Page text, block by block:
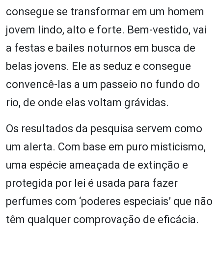
consegue se transformar em um homem
jovem lindo, alto e forte. Bem-vestido, vai
a festas e bailes noturnos em busca de
belas jovens. Ele as seduz e consegue
convencê-las a um passeio no fundo do
rio, de onde elas voltam grávidas.
Os resultados da pesquisa servem como
um alerta. Com base em puro misticismo,
uma espécie ameaçada de extinção e
protegida por lei é usada para fazer
perfumes com ‘poderes especiais’ que não
têm qualquer comprovação de eficácia.